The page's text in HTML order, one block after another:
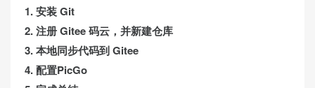
1. 安装 Git
2. 注册 Gitee 码云，并新建仓库
3. 本地同步代码到 Gitee
4. 配置PicGo